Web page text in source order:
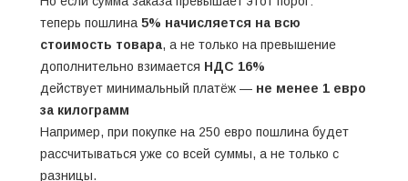
теперь пошлина 5% начисляется на всю
стоимость товара, а не только на превышение
дополнительно взимается НДС 16%
действует минимальный платёж — не менее 1 евро
за килограмм
Например, при покупке на 250 евро пошлина будет
рассчитываться уже со всей суммы, а не только с
разницы.